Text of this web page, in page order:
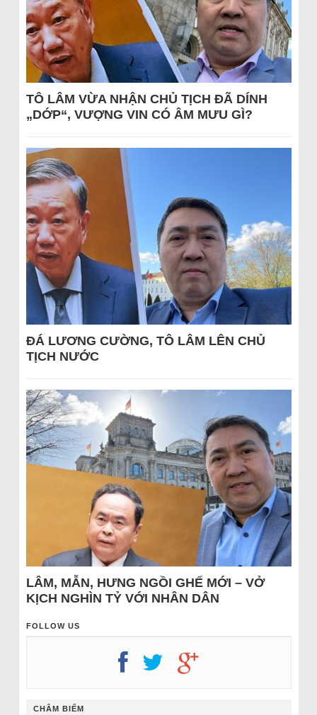
TÔ LÂM VỪA NHẬN CHỦ TỊCH ĐÃ DÍNH
„DỚP“, VƯỢNG VIN CÓ ÂM MƯU GÌ?
ĐÁ LƯƠNG CƯỜNG, TÔ LÂM LÊN CHỦ
TỊCH NƯỚC
LÂM, MẪN, HƯNG NGỒI GHẾ MỚI – VỞ
KỊCH NGHÌN TỶ VỚI NHÂN DÂN
FOLLOW US
CHÂM BIẾM